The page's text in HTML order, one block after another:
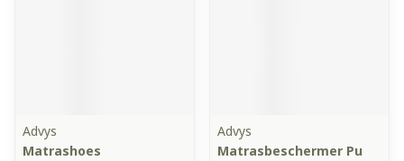
Advys
Matrashoes
Advys
Matrasbeschermer Pu